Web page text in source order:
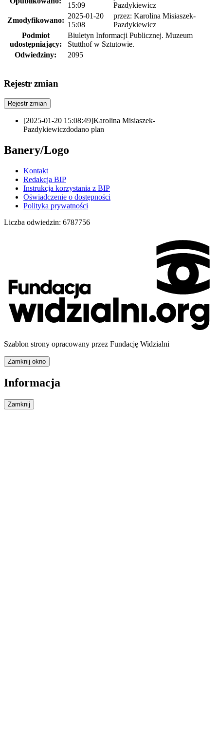
15:09
Pazdykiewicz
Zmodyfikowano:
2025-01-20
15:08
przez: Karolina Misiaszek-
Pazdykiewicz
Podmiot
udostępniający:
Biuletyn Informacji Publicznej. Muzeum
Stutthof w Sztutowie.
Odwiedziny:
2095
Rejestr zmian
Rejestr zmian
[2025-01-20 15:08:49]Karolina Misiaszek-
Pazdykiewiczdodano plan
Banery/Logo
Kontakt
Redakcja BIP
Instrukcja korzystania z BIP
Oświadczenie o dostępności
Polityka prywatności
Liczba odwiedzin: 6787756
Szablon strony opracowany przez Fundację Widzialni
Zamknij okno
Informacja
Zamknij